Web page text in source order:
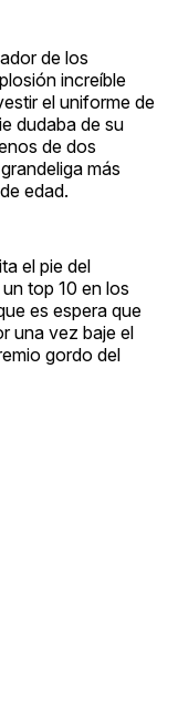
de los
increíble
el uniforme de
dudaba de su
de dos
más
edad.
el pie del
top 10 en los
es espera que
una vez baje el
gordo del